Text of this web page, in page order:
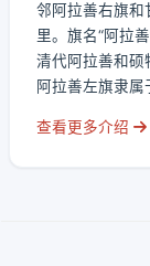
邻阿拉善右旗和
里。旗名“阿拉
清代阿拉善和硕
阿拉善左旗隶
查看更多介绍